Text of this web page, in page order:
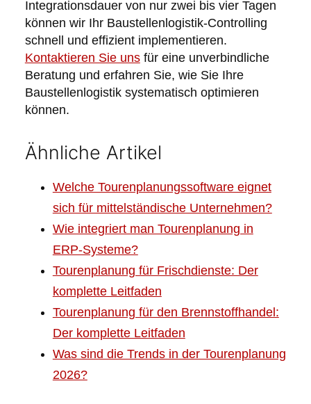
Integrationsdauer von nur zwei bis vier Tagen
können wir Ihr Baustellenlogistik-Controlling
schnell und effizient implementieren.
Kontaktieren Sie unsfür eine unverbindliche
Beratung und erfahren Sie, wie Sie Ihre
Baustellenlogistik systematisch optimieren
können.
Ähnliche Artikel
Welche Tourenplanungssoftware eignet
sich für mittelständische Unternehmen?
Wie integriert man Tourenplanung in
ERP-Systeme?
Tourenplanung für Frischdienste: Der
komplette Leitfaden
Tourenplanung für den Brennstoffhandel:
Der komplette Leitfaden
Was sind die Trends in der Tourenplanung
2026?